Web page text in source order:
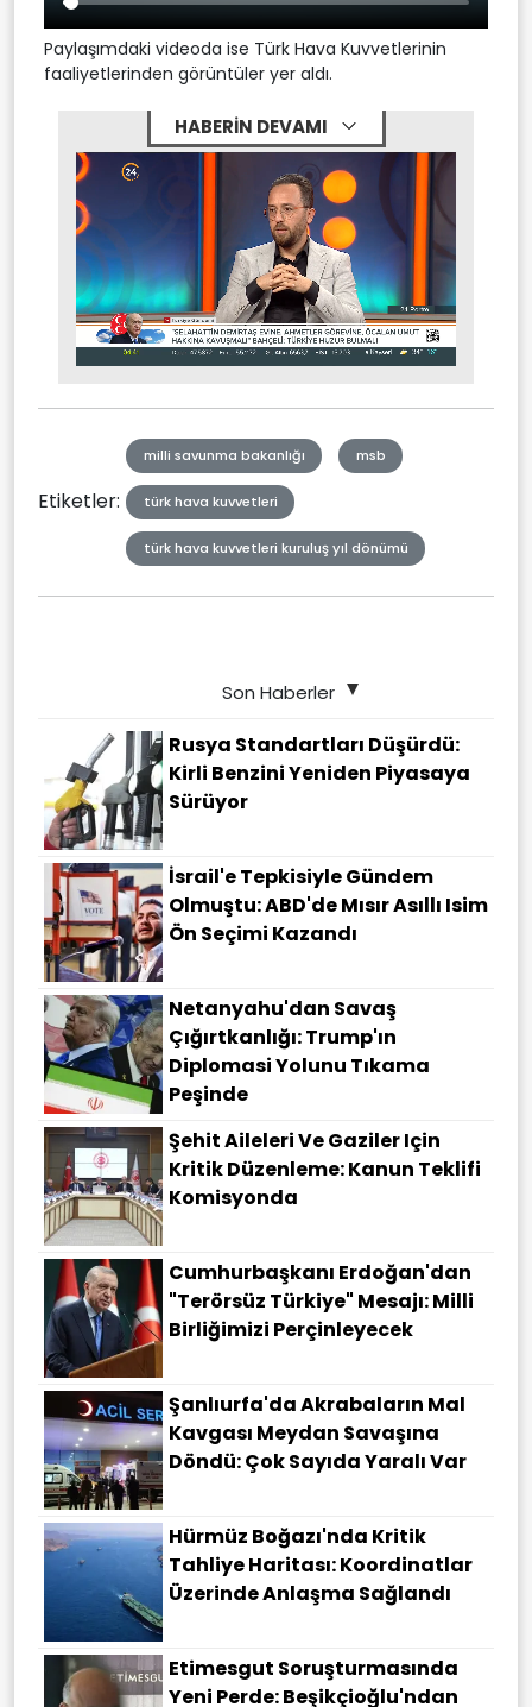
Paylaşımdaki videoda ise Türk Hava Kuvvetlerinin
faaliyetlerinden görüntüler yer aldı.
HABERİN DEVAMI
Unmute Stream
Etiketler:
milli savunma bakanlığı msb
türk hava kuvvetleri
türk hava kuvvetleri kuruluş yıl dönümü
Son Haberler
Rusya Standartları Düşürdü:
Kirli Benzini Yeniden Piyasaya
Sürüyor
İsrail'e Tepkisiyle Gündem
Olmuştu: ABD'de Mısır Asıllı Isim
Ön Seçimi Kazandı
Netanyahu'dan Savaş
Çığırtkanlığı: Trump'ın
Diplomasi Yolunu Tıkama
Peşinde
Şehit Aileleri Ve Gaziler Için
Kritik Düzenleme: Kanun Teklifi
Komisyonda
Cumhurbaşkanı Erdoğan'dan
"terörsüz Türkiye" Mesajı: Milli
Birliğimizi Perçinleyecek
Şanlıurfa'da Akrabaların Mal
Kavgası Meydan Savaşına
Döndü: Çok Sayıda Yaralı Var
Hürmüz Boğazı'nda Kritik
Tahliye Haritası: Koordinatlar
Üzerinde Anlaşma Sağlandı
Etimesgut Soruşturmasında
Yeni Perde: Beşikçioğlu'ndan